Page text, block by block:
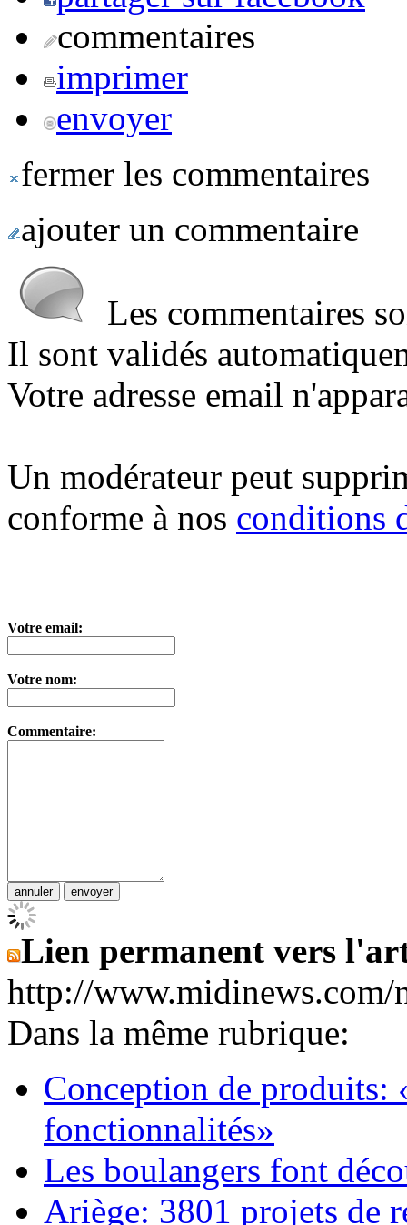
commentaires
imprimer
envoyer
fermer les commentaires
ajouter un commentaire
Les commentaires
Il sont validés
Votre adresse email
Un modérateur peut
conforme à nos conditions
Votre email:
Votre nom:
Commentaire:
Lien permanent vers
http://www.midinews.com/
Dans la même rubrique:
Conception de produits:
fonctionnalités»
Les boulangers font
Ariège: 3801 projets de